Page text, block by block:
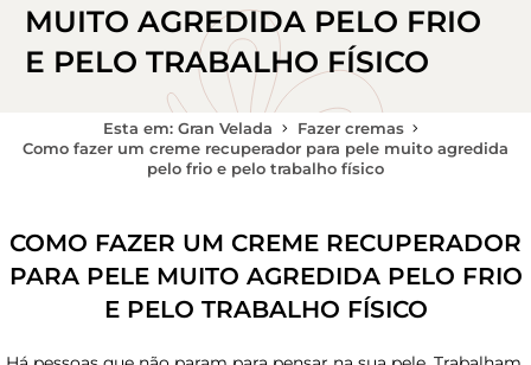
MUITO AGREDIDA PELO FRIO
E PELO TRABALHO FÍSICO
Esta em: Gran Velada
Fazer cremas
Como fazer um creme recuperador para pele muito agredida
pelo frio e pelo trabalho físico
COMO FAZER UM CREME RECUPERADOR
PARA PELE MUITO AGREDIDA PELO FRIO
E PELO TRABALHO FÍSICO